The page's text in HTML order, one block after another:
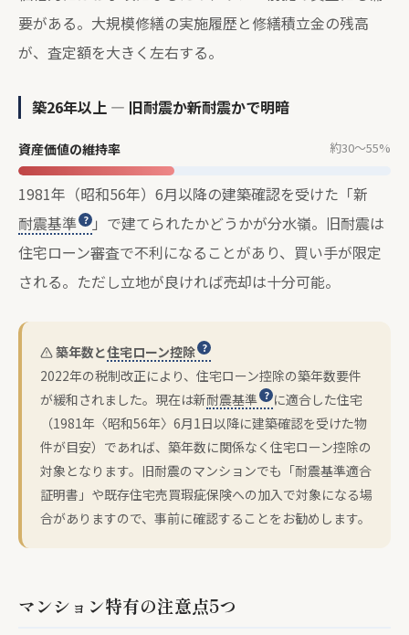
要がある。大規模修繕の実施履歴と修繕積立金の残高
が、査定額を大きく左右する。
築26年以上 — 旧耐震か新耐震かで明暗
資産価値の維持率 約30〜55%
1981年（昭和56年）6月以降の建築確認を受けた「新
耐震基準
」で建てられたかどうかが分水嶺。旧耐震は
住宅ローン審査で不利になることがあり、買い手が限定
される。ただし立地が良ければ売却は十分可能。
築年数と住宅ローン控除
2022年の税制改正により、住宅ローン控除の築年数要件
が緩和されました。現在は新耐震基準
に適合した住宅
（1981年〈昭和56年〉6月1日以降に建築確認を受けた物
件が目安）であれば、築年数に関係なく住宅ローン控除の
対象となります。旧耐震のマンションでも「耐震基準適合
証明書」や既存住宅売買瑕疵保険への加入で対象になる場
合がありますので、事前に確認することをお勧めします。
マンション特有の注意点5つ